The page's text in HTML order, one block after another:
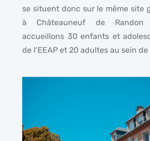
se situent donc sur le même site
à Châteauneuf de Randon
accueillons 30 enfants et
de l’EEAP et 20 adultes au sein de